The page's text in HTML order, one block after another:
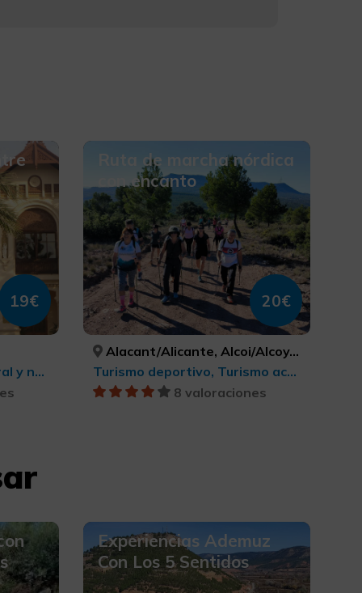
19€
Agroturismo, Turismo rural y natural, Turismo rural y natural, Turismo gastronómico
Ruta de marcha nórdica
con encanto
20€
Alacant/Alicante, Alcoi/Alcoy, Elx/Elche, Crevillent, Benidorm, Petrer, Torrevieja, Finestrat, Cocentaina, Callosa d'en Sarrià, El Castell de Guadalest, Agres, Guardamar del Segura, Santa Pola, Banyeres de Mariola, Altea, Calp, Castalla, ALACANT/ALICANTE, ALACANT/ALICANTE, ALACANT/ALICANTE, ALACANT/ALICANTE, ALACANT/ALICANTE, ALACANT/ALICANTE, ALACANT/ALICANTE, ALACANT/ALICANTE, ALACANT/ALICANTE, ALACANT/ALICANTE, ALACANT/ALICANTE, ALACANT/ALICANTE, ALACANT/ALICANTE, ALACANT/ALICANTE, ALACANT/ALICANTE, ALACANT/ALICANTE, ALACANT/ALICANTE, ALACANT/ALICANTE
Turismo deportivo, Turismo activo-aventura, Turismo deportivo
8 valoraciones
Experiencias Ademuz
Con Los 5 Sentidos